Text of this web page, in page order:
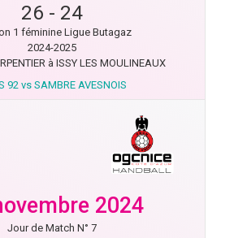
26 - 24
1 féminine Ligue Butagaz
2024-2025
à ISSY LES MOULINEAUX
92 vs SAMBRE AVESNOIS
2024
Jour de Match N° 7